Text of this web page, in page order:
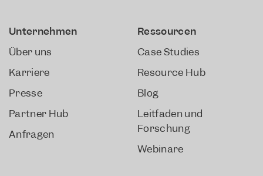
Unternehmen
Über uns
Karriere
Presse
Partner Hub
Anfragen
Ressourcen​
Case Studies
Resource Hub
Blog
Leitfäden und
Forschung
Webinare